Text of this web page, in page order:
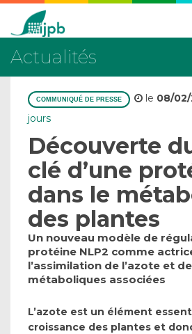
Actualités
COMMUNIQUÉ DE PRESSE le 08/
jours
Découverte
clé d’une
dans le
des plantes
Un nouveau modèle de
protéine NLP2 comme
l’assimilation de l’azote et
métaboliques associées
L’azote est un élément
croissance des plantes et